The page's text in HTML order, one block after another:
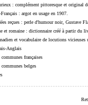
: complément pittoresque et original
: argot en usage en 1907.
reçues : perle d'humour noir, Gustave
et romaine : dictionnaire créé à partir du
et vocabulaire de locutions vicieuses
Anglais
françaises
belges